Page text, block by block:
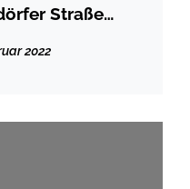
Straße
2022